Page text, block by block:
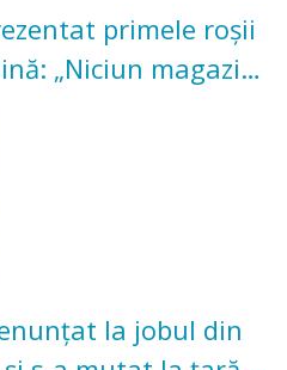
primele roșii
„Niciun magazin
satisfacție”
la jobul din